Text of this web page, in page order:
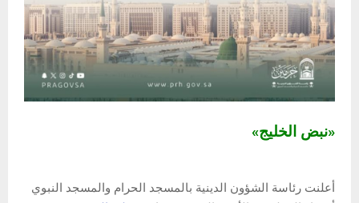
«نبض الخليج»
أعلنت رئاسة الشؤون الدينية بالمسجد الحرام والمسجد النبوي